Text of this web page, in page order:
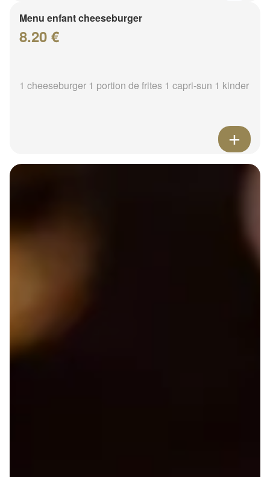
Menu enfant cheeseburger
8.20 €
1 cheeseburger 1 portion de frites 1 capri-sun 1 kinder